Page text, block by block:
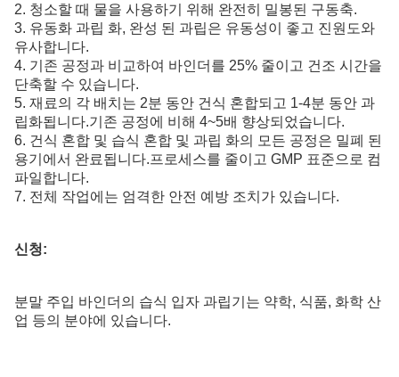
2. 청소할 때 물을 사용하기 위해 완전히 밀봉된 구동축.
3. 유동화 과립 화, 완성 된 과립은 유동성이 좋고 진원도와
유사합니다.
4. 기존 공정과 비교하여 바인더를 25% 줄이고 건조 시간을
단축할 수 있습니다.
5. 재료의 각 배치는 2분 동안 건식 혼합되고 1-4분 동안 과
립화됩니다.기존 공정에 비해 4~5배 향상되었습니다.
6. 건식 혼합 및 습식 혼합 및 과립 화의 모든 공정은 밀폐 된
용기에서 완료됩니다.프로세스를 줄이고 GMP 표준으로 컴
파일합니다.
7. 전체 작업에는 엄격한 안전 예방 조치가 있습니다.
신청:
분말 주입 바인더의 습식 입자 과립기는 약학, 식품, 화학 산
업 등의 분야에 있습니다.